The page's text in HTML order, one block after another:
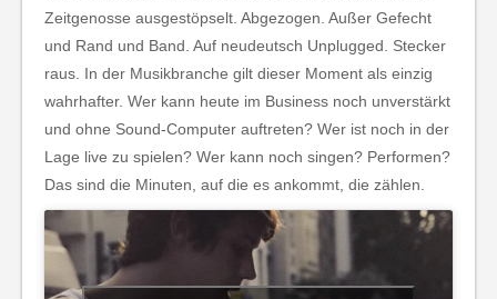
Zeitgenosse ausgestöpselt. Abgezogen. Außer Gefecht
und Rand und Band. Auf neudeutsch Unplugged. Stecker
raus. In der Musikbranche gilt dieser Moment als einzig
wahrhafter. Wer kann heute im Business noch unverstärkt
und ohne Sound-Computer auftreten? Wer ist noch in der
Lage live zu spielen? Wer kann noch singen? Performen?
Das sind die Minuten, auf die es ankommt, die zählen.